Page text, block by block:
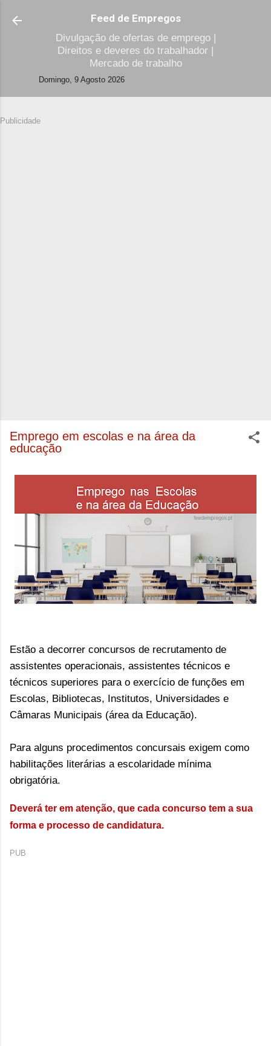
Avançar para o conteúdo principal
Feed de Empregos
Divulgação de ofertas de emprego |
Direitos e deveres do trabalhador |
Mercado de trabalho
Domingo, 9 Agosto 2026
Publicidade
Emprego em escolas e na área da
educação
Estão a decorrer concursos de recrutamento de
assistentes operacionais, assistentes técnicos e
técnicos superiores para o exercício de funções em
Escolas, Bibliotecas, Institutos, Universidades e
Câmaras Municipais (área da Educação).
Para alguns procedimentos concursais exigem como
habilitações literárias a escolaridade mínima
obrigatória.
Deverá ter em atenção, que cada concurso tem a sua
forma e processo de candidatura.
PUB